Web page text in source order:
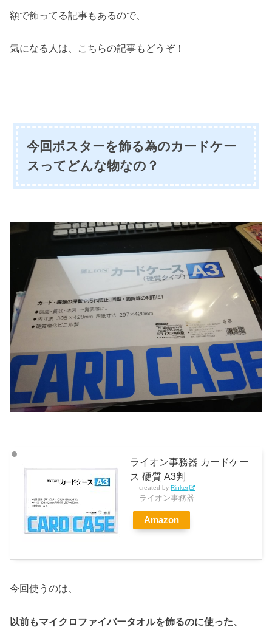
額で飾ってる記事もあるので、
気になる人は、こちらの記事もどうぞ！
今回ポスターを飾る為のカードケー
スってどんな物なの？
ライオン事務器 カードケー
ス 硬質 A3判
created by Rinker
ライオン事務器
Amazon
今回使うのは、
以前もマイクロファイバータオルを飾るのに使った、